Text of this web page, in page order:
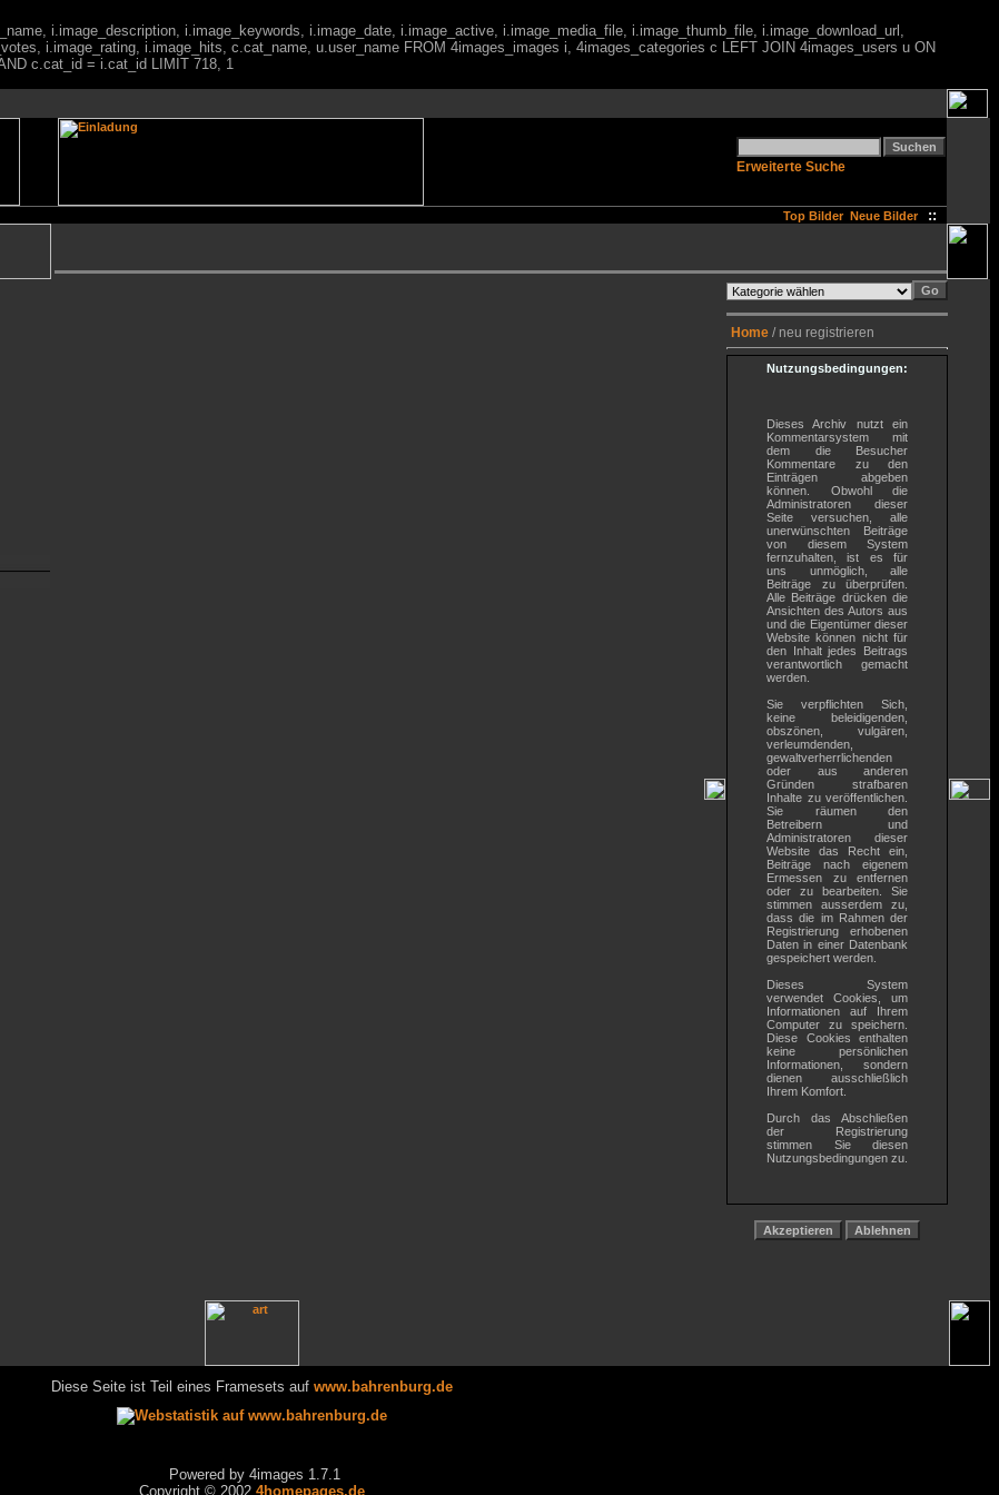
i.image_description, i.image_keywords, i.image_date, i.image_active, i.image_media_file, i.image_thumb_file, i.image_download_url,
i.image_rating, i.image_hits, c.cat_name, u.user_name FROM 4images_images i, 4images_categories c LEFT JOIN 4images_users u ON
c.cat_id = i.cat_id LIMIT 718, 1
Erweiterte Suche
Top Bilder Neue Bilder ::
Home / neu registrieren
Nutzungsbedingungen:
Dieses Archiv nutzt ein
Kommentarsystem mit
dem die Besucher
Kommentare zu den
Einträgen abgeben
können. Obwohl die
Administratoren dieser
Seite versuchen, alle
unerwünschten Beiträge
von diesem System
fernzuhalten, ist es für
uns unmöglich, alle
Beiträge zu überprüfen.
Alle Beiträge drücken die
Ansichten des Autors aus
und die Eigentümer dieser
Website können nicht für
den Inhalt jedes Beitrags
verantwortlich gemacht
werden.
Sie verpflichten Sich,
keine beleidigenden,
obszönen, vulgären,
verleumdenden,
gewaltverherrlichenden
oder aus anderen
Gründen strafbaren
Inhalte zu veröffentlichen.
Sie räumen den
Betreibern und
Administratoren dieser
Website das Recht ein,
Beiträge nach eigenem
Ermessen zu entfernen
oder zu bearbeiten. Sie
stimmen ausserdem zu,
dass die im Rahmen der
Registrierung erhobenen
Daten in einer Datenbank
gespeichert werden.
Dieses System
verwendet Cookies, um
Informationen auf Ihrem
Computer zu speichern.
Diese Cookies enthalten
keine persönlichen
Informationen, sondern
dienen ausschließlich
Ihrem Komfort.
Durch das Abschließen
der Registrierung
stimmen Sie diesen
Nutzungsbedingungen zu.
Diese Seite ist Teil eines Framesets auf www.bahrenburg.de
Powered by 4images 1.7.1
Copyright © 2002 4homepages.de